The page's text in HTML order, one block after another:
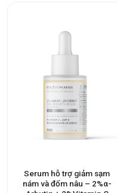
Serum hỗ trợ giảm sạm
nám và đốm nâu – 2%α-